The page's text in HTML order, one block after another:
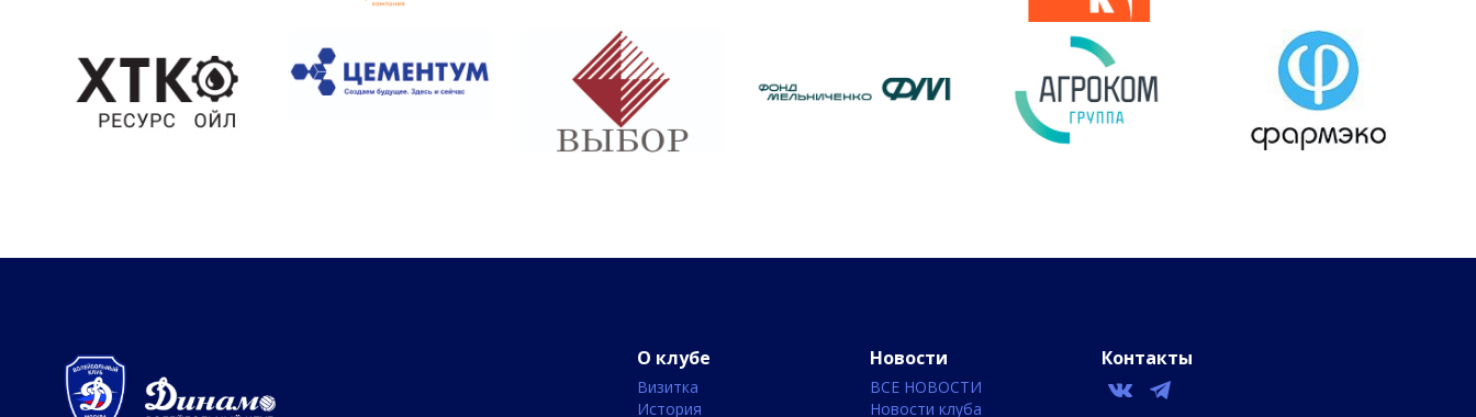
О клубе
Визитка
История
Новости
ВСЕ НОВОСТИ
Новости клуба
Контакты